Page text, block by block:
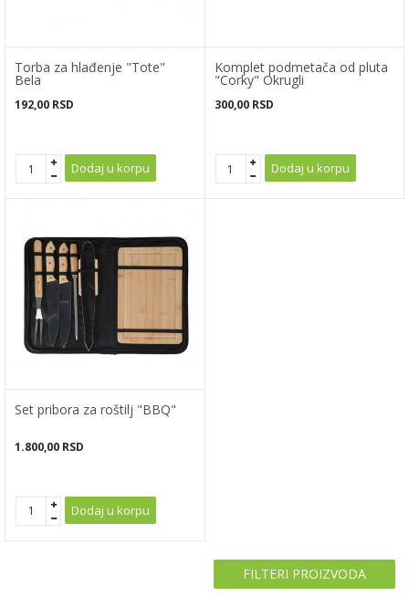
Torba za hlađenje "Tote"
Bela
192,00 RSD
Dodaj u korpu
Komplet podmetača od pluta
"Corky" Okrugli
300,00 RSD
Dodaj u korpu
Set pribora za roštilj "BBQ"
1.800,00 RSD
Dodaj u korpu
FILTERI PROIZVODA